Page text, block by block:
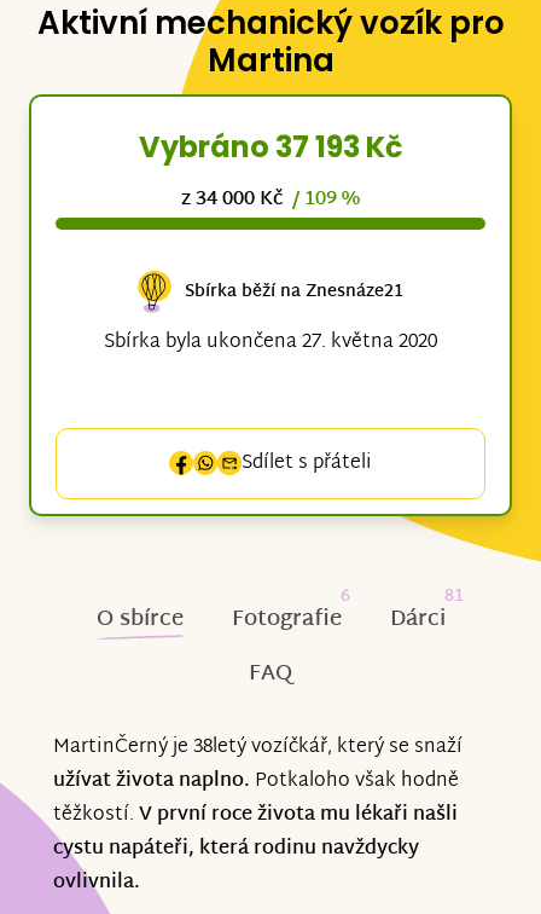
Aktivní mechanický vozík pro
Martina
Vybráno 37 193 Kč
z 34 000 Kč / 109 %
Sbírka běží na Znesnáze21
Sbírka byla ukončena 27. května 2020
Sdílet s přáteli
O sbírce Fotografie
6
Dárci
81
FAQ
MartinČerný je 38letý vozíčkář, který se snaží
užívat života naplno. Potkaloho však hodně
těžkostí.V první roce života mu lékaři našli
cystu napáteři, která rodinu navždycky
ovlivnila.